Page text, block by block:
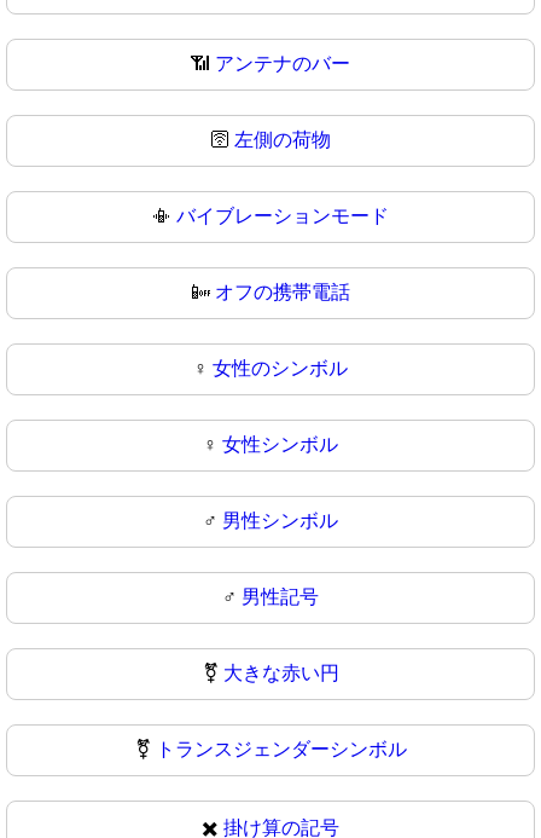
📶 アンテナのバー
🛜 左側の荷物
📳 バイブレーションモード
📴 オフの携帯電話
♀️ 女性のシンボル
♀ 女性シンボル
♂️ 男性シンボル
♂ 男性記号
⚧️ 大きな赤い円
⚧ トランスジェンダーシンボル
✖️ 掛け算の記号